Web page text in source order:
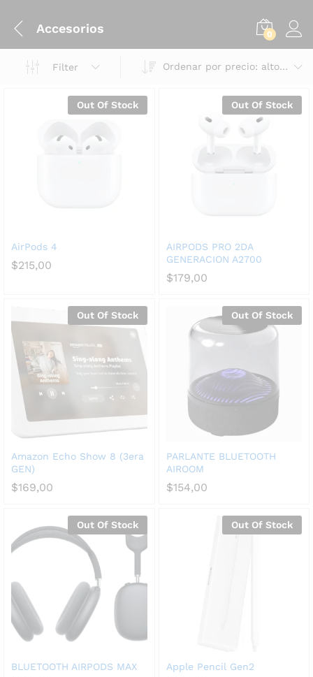
Accesorios 0
Filter Ordenar por precio: alto a bajo
Out Of Stock
AirPods 4
$215,00
Out Of Stock
AIRPODS PRO 2DA
GENERACION A2700
$179,00
Out Of Stock
Amazon Echo Show 8 (3era
GEN)
$169,00
Out Of Stock
PARLANTE BLUETOOTH
AIROOM
$154,00
Out Of Stock
BLUETOOTH AIRPODS MAX
Out Of Stock
Apple Pencil Gen2